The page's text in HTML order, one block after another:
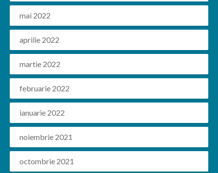
mai 2022
aprilie 2022
martie 2022
februarie 2022
ianuarie 2022
noiembrie 2021
octombrie 2021